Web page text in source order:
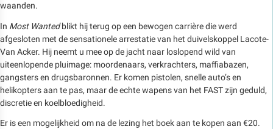
waanden.
In Most Wantedblikt hij terug op een bewogen carrière die werd
afgesloten met de sensationele arrestatie van het duivelskoppel Lacote-
Van Acker. Hij neemt u mee op de jacht naar loslopend wild van
uiteenlopende pluimage: moordenaars, verkrachters, maffiabazen,
gangsters en drugsbaronnen. Er komen pistolen, snelle auto’s en
helikopters aan te pas, maar de echte wapens van het FAST zijn geduld,
discretie en koelbloedigheid.
Er is een mogelijkheid om na de lezing het boek aan te kopen aan €20.